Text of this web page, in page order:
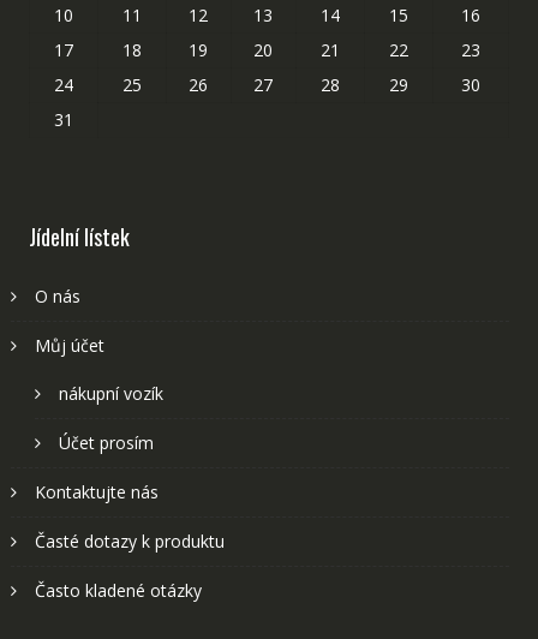
10
11 12 13 14 15
16
17
18 19 20 21 22
23
24
25 26 27 28 29
30
31
Jídelní lístek
O nás
Můj účet
nákupní vozík
Účet prosím
Kontaktujte nás
Časté dotazy k produktu
Často kladené otázky